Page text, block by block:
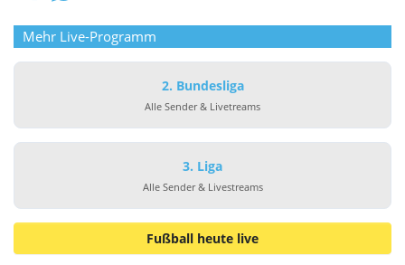
Mehr Live-Programm
2. Bundesliga
Alle Sender & Livetreams
3. Liga
Alle Sender & Livestreams
Fußball heute live